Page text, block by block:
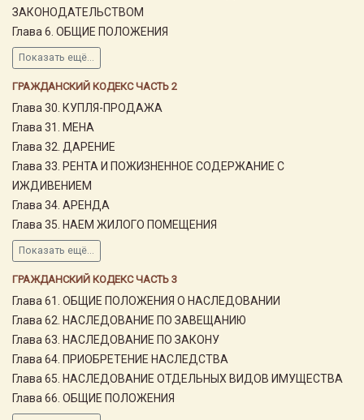
ЗАКОНОДАТЕЛЬСТВОМ
Глава 6. ОБЩИЕ ПОЛОЖЕНИЯ
Показать ещё...
ГРАЖДАНСКИЙ КОДЕКС ЧАСТЬ 2
Глава 30. КУПЛЯ-ПРОДАЖА
Глава 31. МЕНА
Глава 32. ДАРЕНИЕ
Глава 33. РЕНТА И ПОЖИЗНЕННОЕ СОДЕРЖАНИЕ С
ИЖДИВЕНИЕМ
Глава 34. АРЕНДА
Глава 35. НАЕМ ЖИЛОГО ПОМЕЩЕНИЯ
Показать ещё...
ГРАЖДАНСКИЙ КОДЕКС ЧАСТЬ 3
Глава 61. ОБЩИЕ ПОЛОЖЕНИЯ О НАСЛЕДОВАНИИ
Глава 62. НАСЛЕДОВАНИЕ ПО ЗАВЕЩАНИЮ
Глава 63. НАСЛЕДОВАНИЕ ПО ЗАКОНУ
Глава 64. ПРИОБРЕТЕНИЕ НАСЛЕДСТВА
Глава 65. НАСЛЕДОВАНИЕ ОТДЕЛЬНЫХ ВИДОВ ИМУЩЕСТВА
Глава 66. ОБЩИЕ ПОЛОЖЕНИЯ